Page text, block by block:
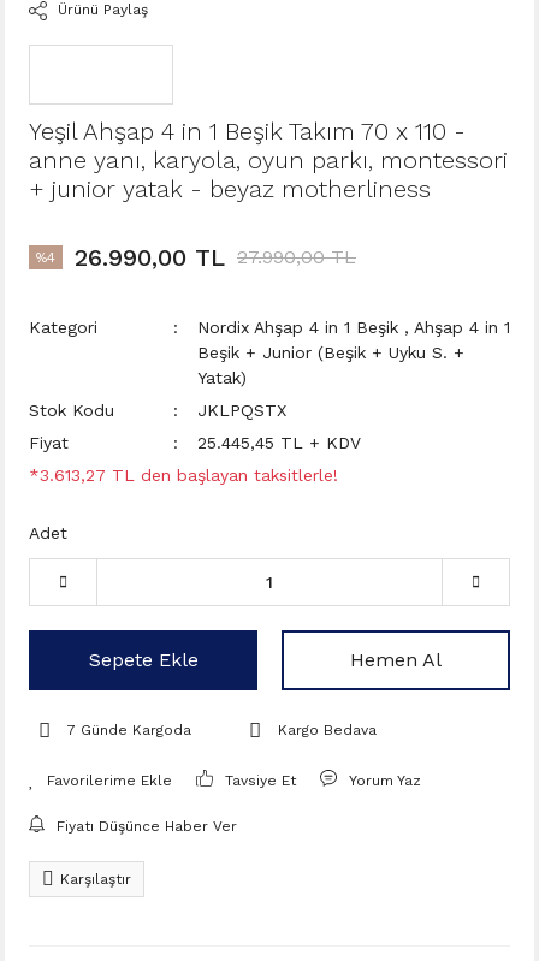
Ürünü Paylaş
Yeşil Ahşap 4 in 1 Beşik Takım 70 x 110 -
anne yanı, karyola, oyun parkı, montessori
+ junior yatak - beyaz motherliness
%4 26.990,00 TL 27.990,00 TL
Kategori Nordix Ahşap 4 in 1 Beşik , Ahşap 4 in 1
Beşik + Junior (Beşik + Uyku S. +
Yatak)
Stok Kodu
JKLPQSTX
Fiyat
25.445,45 TL + KDV
*3.613,27 TL den başlayan taksitlerle!
Adet
Sepete Ekle Hemen Al
7 Günde Kargoda Kargo Bedava
Tavsiye Et Yorum Yaz
Fiyatı Düşünce Haber Ver
Karşılaştır